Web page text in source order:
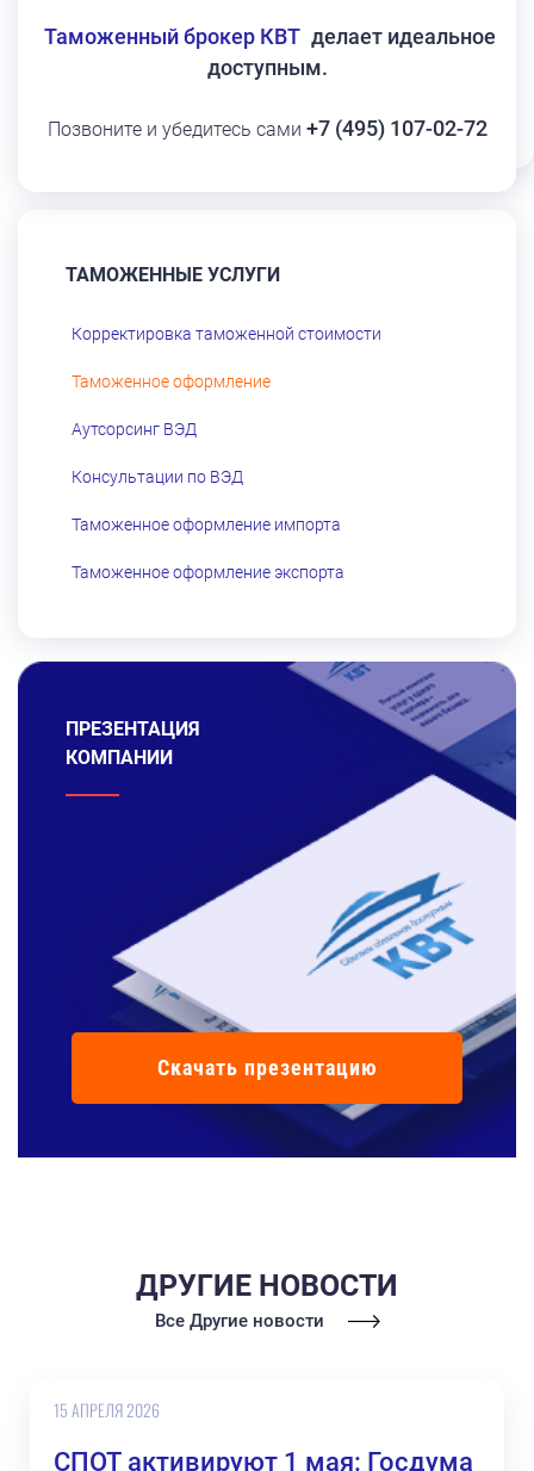
Таможенный брокер КВТ делает идеальное
доступным.
Позвоните и убедитесь сами +7 (495) 107-02-72
ТАМОЖЕННЫЕ УСЛУГИ
Корректировка таможенной стоимости
Таможенное оформление
Аутсорсинг ВЭД
Консультации по ВЭД
Таможенное оформление импорта
Таможенное оформление экспорта
ПРЕЗЕНТАЦИЯ
КОМПАНИИ
Скачать презентацию
ДРУГИЕ НОВОСТИ
Все Другие новости
15 АПРЕЛЯ 2026
СПОТ активируют 1 мая: Госдума